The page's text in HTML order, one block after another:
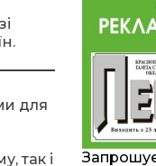
для
так і
20:00
28 лип
10:36
28 лип